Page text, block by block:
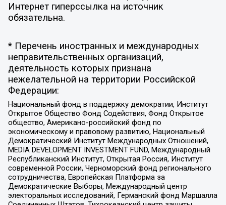
Интернет гиперссылка на источник
обязательна.
* Перечень иностранных и международных
неправительственных организаций,
деятельность которых признана
нежелательной на территории Российской
Федерации:
Национальный фонд в поддержку демократии, Институт
Открытое Общество Фонд Содействия, Фонд Открытое
общество, Американо-российский фонд по
экономическому и правовому развитию, Национальный
Демократический Институт Международных Отношений,
MEDIA DEVELOPMENT INVESTMENT FUND, Международный
Республиканский Институт, Открытая Россия, Институт
современной России, Черноморский фонд регионального
сотрудничества, Европейская Платформа за
Демократические Выборы, Международный центр
электоральных исследований, Германский фонд Маршалла